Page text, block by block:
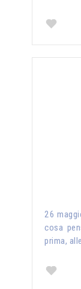
26
cosa
prima,